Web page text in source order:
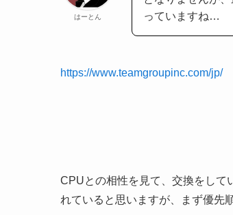
はーとん
っていますね…
https://www.teamgroupinc.com/jp/
CPUとの相性を見て、交換をして
れていると思いますが、まず優先